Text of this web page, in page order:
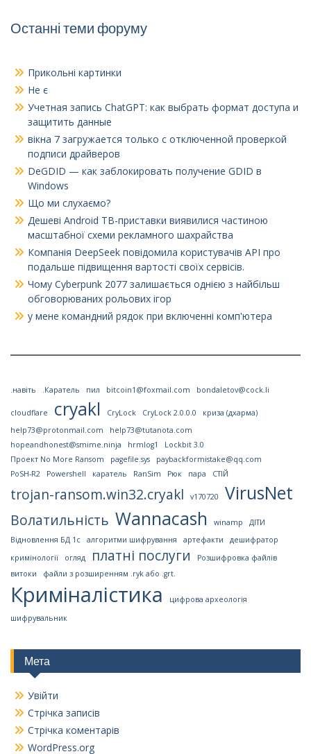
Останні теми форуму
Прикольні картинки
Не є
Учетная запись ChatGPT: как выбрать формат доступа и
защитить данные
вікна 7 загружается только с отключенной проверкой
подписи драйверов
DeGDID — как заблокировать получение GDID в
Windows
Що ми слухаємо?
Дешеві Android ТВ-приставки виявилися частиною
масштабної схеми рекламного шахрайства
Компанія DeepSeek повідомила користувачів API про
подальше підвищення вартості своїх сервісів.
Чому Cyberpunk 2077 залишається однією з найбільш
обговорюваних рольових ігор
у мене командний рядок при включенні комп'ютера
.навіть .Каратель пил bitcoin1@foxmail.com bondaletov@cock.li
cloudflare cryakl CryLock CryLock 2.0.0.0
криза (дхарма)
help73@protonmail.com
help73@tutanota.com
hopeandhonest@smime.ninja
hrmlog1
Lockbit 3.0
Проект No More Ransom
pagefile.sys
paybackformistake@qq.com
PoSH-R2
Powershell каратель RanSim Рюк пара СТІЙ
trojan-ransom.win32.cryakl v170720 VirusNet
Волатильність Wannacash winamp
ДІТИ
Відновлення БД 1с
алгоритми шифрування артефакти
дешифратор
кримінології
огляд платні послуги
Розшифровка файлів
витоки
файли з розширенням .ryk або .grt.
Криміналістика
цифрова археологія
шифрувальник
Мета
Увійти
Стрічка записів
Стрічка коментарів
WordPress.org